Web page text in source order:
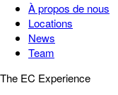
À propos de nous
Locations
News
Team
The EC Experience